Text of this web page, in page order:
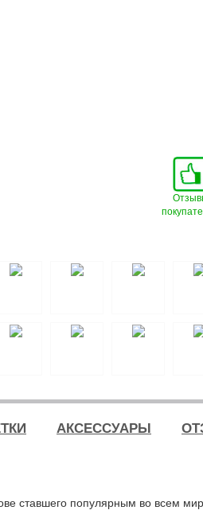
АКСЕССУАРЫ
ставшего популярным во всем